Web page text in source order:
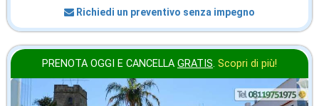
Richiedi un preventivo senza impegno
PRENOTA OGGI E CANCELLA GRATIS. Scopri di più!